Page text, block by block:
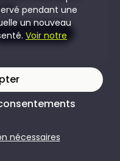
Je me connecte
pendant une
un nouveau
Voir notre
nécessaires